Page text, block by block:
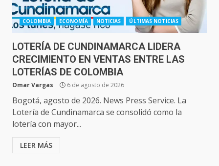
COLOMBIA ECONOMÍA NOTICIAS ÚLTIMAS NOTICIAS
LOTERÍA DE CUNDINAMARCA LIDERA
CRECIMIENTO EN VENTAS ENTRE LAS
LOTERÍAS DE COLOMBIA
Omar Vargas 6 de agosto de 2026
Bogotá, agosto de 2026. News Press Service. La
Lotería de Cundinamarca se consolidó como la
lotería con mayor...
LEER MÁS